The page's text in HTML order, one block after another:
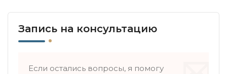
Запись на консультацию
Если остались вопросы, я помогу